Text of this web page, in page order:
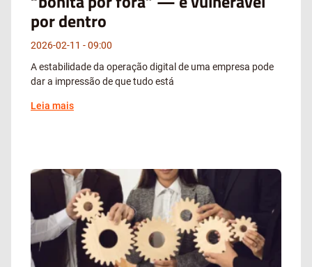
por dentro
2026-02-11
09:00
A estabilidade da operação digital de uma empresa pode
dar a impressão de que tudo está
Leia mais